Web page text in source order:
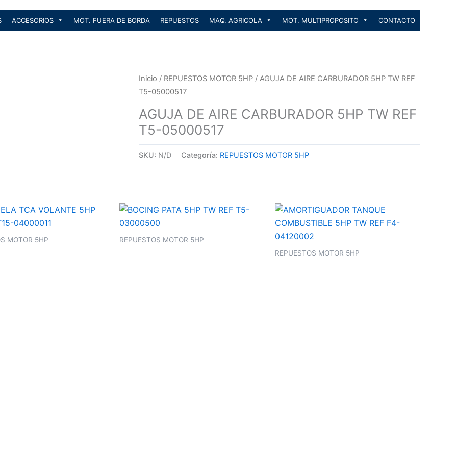
ACCESORIOS MOT. FUERA DE BORDA REPUESTOS MAQ. AGRICOLA MOT. MULTIPROPOSITO CONTACTO
Inicio / REPUESTOS MOTOR 5HP / AGUJA DE AIRE CARBURADOR 5HP TW REF
T5-05000517
AGUJA DE AIRE CARBURADOR 5HP TW REF
T5-05000517
SKU: N/D Categoría: REPUESTOS MOTOR 5HP
MOTOR 5HP
REPUESTOS MOTOR 5HP
REPUESTOS MOTOR 5HP